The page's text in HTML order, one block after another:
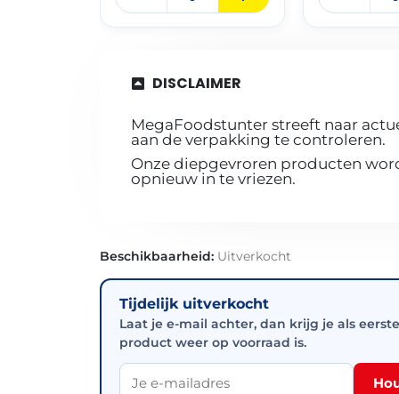
DISCLAIMER
MegaFoodstunter streeft naar
aan de verpakking te controleren.
Onze diepgevroren producten
opnieuw in te vriezen.
Beschikbaarheid: Uitverkocht
Tijdelijk uitverkocht
Laat je e-mail achter, dan krijg je als
product weer op voorraad is.